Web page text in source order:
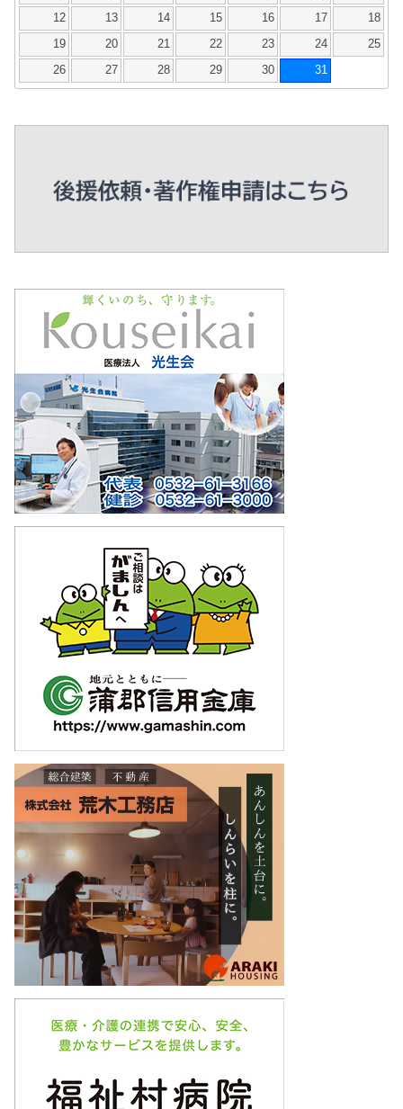
12 13 14 15 16 17 18
19 20 21 22 23 24 25
26 27 28 29 30 31